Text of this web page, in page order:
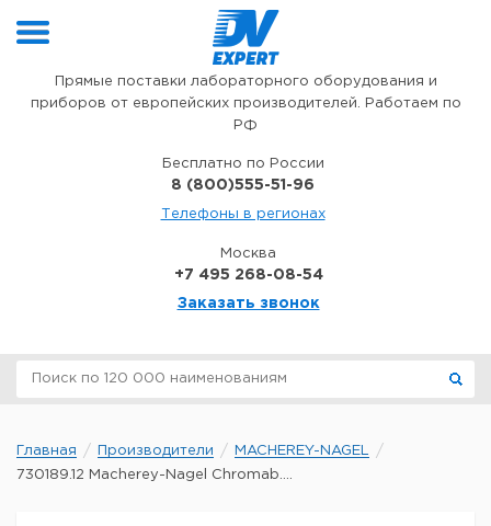
Прямые поставки лабораторного оборудования и
приборов от европейских производителей. Работаем по
РФ
Бесплатно по России
8 (800)555-51-96
Телефоны в регионах
Москва
+7 495 268-08-54
Заказать звонок
Главная Производители
MACHEREY-NAGEL
730189.12 Macherey-Nagel Chromab....